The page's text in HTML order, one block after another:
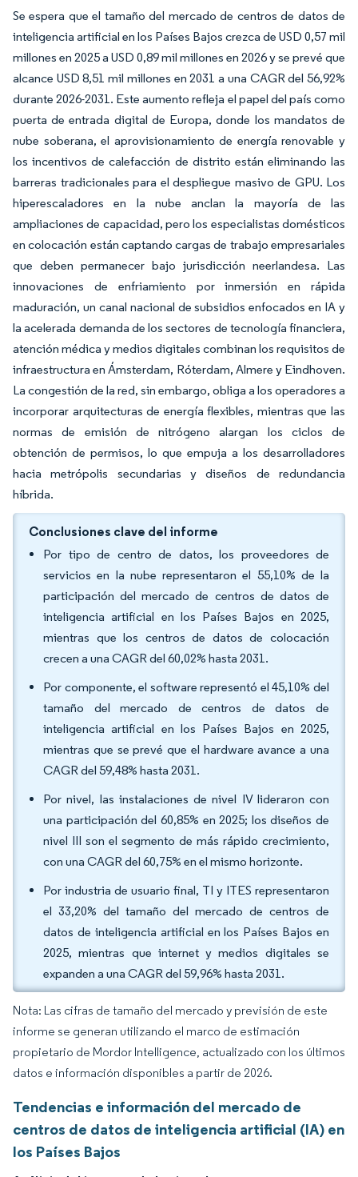
Se espera que el tamaño del mercado de centros de datos de
inteligencia artificial en los Países Bajos crezca de USD 0,57 mil
millones en 2025 a USD 0,89 mil millones en 2026 y se prevé que
alcance USD 8,51 mil millones en 2031 a una CAGR del 56,92%
durante 2026-2031. Este aumento refleja el papel del país como
puerta de entrada digital de Europa, donde los mandatos de
nube soberana, el aprovisionamiento de energía renovable y
los incentivos de calefacción de distrito están eliminando las
barreras tradicionales para el despliegue masivo de GPU. Los
hiperescaladores en la nube anclan la mayoría de las
ampliaciones de capacidad, pero los especialistas domésticos
en colocación están captando cargas de trabajo empresariales
que deben permanecer bajo jurisdicción neerlandesa. Las
innovaciones de enfriamiento por inmersión en rápida
maduración, un canal nacional de subsidios enfocados en IA y
la acelerada demanda de los sectores de tecnología financiera,
atención médica y medios digitales combinan los requisitos de
infraestructura en Ámsterdam, Róterdam, Almere y Eindhoven.
La congestión de la red, sin embargo, obliga a los operadores a
incorporar arquitecturas de energía flexibles, mientras que las
normas de emisión de nitrógeno alargan los ciclos de
obtención de permisos, lo que empuja a los desarrolladores
hacia metrópolis secundarias y diseños de redundancia
híbrida.
Conclusiones clave del informe
Por tipo de centro de datos, los proveedores de
servicios en la nube representaron el 55,10% de la
participación del mercado de centros de datos de
inteligencia artificial en los Países Bajos en 2025,
mientras que los centros de datos de colocación
crecen a una CAGR del 60,02% hasta 2031.
Por componente, el software representó el 45,10% del
tamaño del mercado de centros de datos de
inteligencia artificial en los Países Bajos en 2025,
mientras que se prevé que el hardware avance a una
CAGR del 59,48% hasta 2031.
Por nivel, las instalaciones de nivel IV lideraron con
una participación del 60,85% en 2025; los diseños de
nivel III son el segmento de más rápido crecimiento,
con una CAGR del 60,75% en el mismo horizonte.
Por industria de usuario final, TI y ITES representaron
el 33,20% del tamaño del mercado de centros de
datos de inteligencia artificial en los Países Bajos en
2025, mientras que internet y medios digitales se
expanden a una CAGR del 59,96% hasta 2031.
Nota: Las cifras de tamaño del mercado y previsión de este
informe se generan utilizando el marco de estimación
propietario de Mordor Intelligence, actualizado con los últimos
datos e información disponibles a partir de 2026.
Tendencias e información del mercado de
centros de datos de inteligencia artificial (IA) en
los Países Bajos